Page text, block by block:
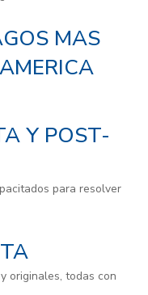
MAS
Y POST-
para resolver
originales, todas con